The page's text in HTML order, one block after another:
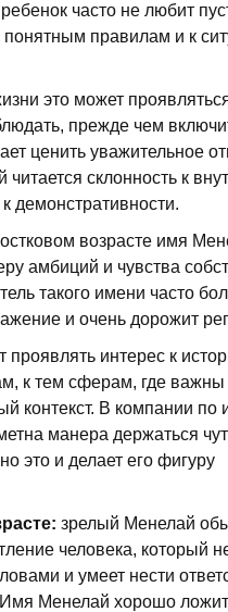
часто не любит
понятным правилам и к
это может
прежде чем
ценить уважительное
склонность к
демонстративности.
возрасте имя
амбиций и чувства
такого имени часто
и очень дорожит
интерес к
к тем сферам, где важны
контекст. В компании по
манера держаться
это и делает его фигуру
зрелый Менелай
человека, который
и умеет нести
Менелай хорошо